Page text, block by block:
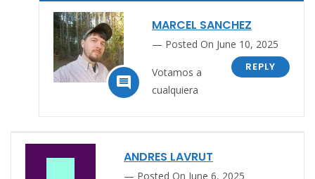

MARCEL SANCHEZ
Posted On June 10, 2025
REPLY
Votamos a
cualquiera
ANDRES LAVRUT
Posted On June 6, 2025